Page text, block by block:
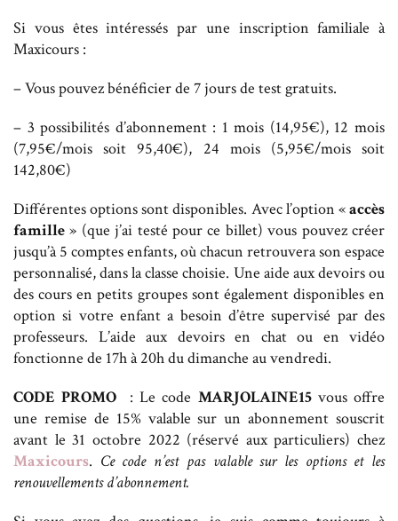
Si vous êtes intéressés par une inscription familiale à
Maxicours :
– Vous pouvez bénéficier de 7 jours de test gratuits.
– 3 possibilités d’abonnement : 1 mois (14,95€), 12 mois
(7,95€/mois soit 95,40€), 24 mois (5,95€/mois soit
142,80€)
Différentes options sont disponibles. Avec l’option «accès
famille » (que j’ai testé pour ce billet) vous pouvez créer
jusqu’à 5 comptes enfants, où chacun retrouvera son espace
personnalisé, dans la classe choisie. Une aide aux devoirs ou
des cours en petits groupes sont également disponibles en
option si votre enfant a besoin d’être supervisé par des
professeurs. L’aide aux devoirs en chat ou en vidéo
fonctionne de 17h à 20h du dimanche au vendredi.
CODE PROMO
: Le code MARJOLAINE15vous offre
une remise de 15% valable sur un abonnement souscrit
avant le 31 octobre 2022 (réservé aux particuliers) chez
Maxicours. Ce code n’est pas valable sur les options et les
renouvellements d’abonnement.